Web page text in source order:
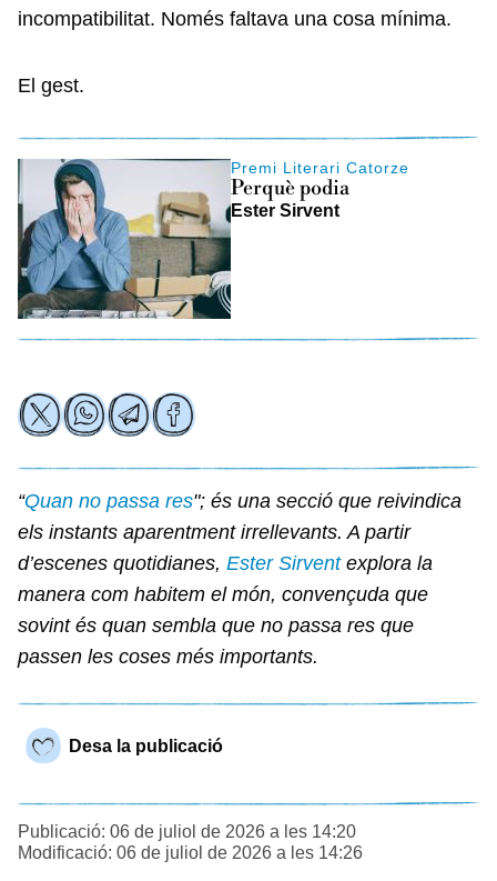
incompatibilitat. Només faltava una cosa mínima.
El gest.
Premi Literari Catorze
Perquè podia
Ester Sirvent
“Quan no passa res"; és una secció que reivindica
els instants aparentment irrellevants. A partir
d’escenes quotidianes, Ester Sirventexplora la
manera com habitem el món, convençuda que
sovint és quan sembla que no passa res que
passen les coses més importants.
Desa la publicació
Publicació: 06 de juliol de 2026 a les 14:20
Modificació: 06 de juliol de 2026 a les 14:26